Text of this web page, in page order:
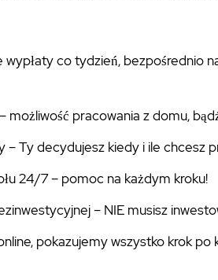
co tydzień, bezpośrednio
możliwość pracowania z domu,
– Ty decydujesz kiedy i ile chcesz
24/7 – pomoc na każdym kroku!
– NIE musisz
pokazujemy wszystko krok